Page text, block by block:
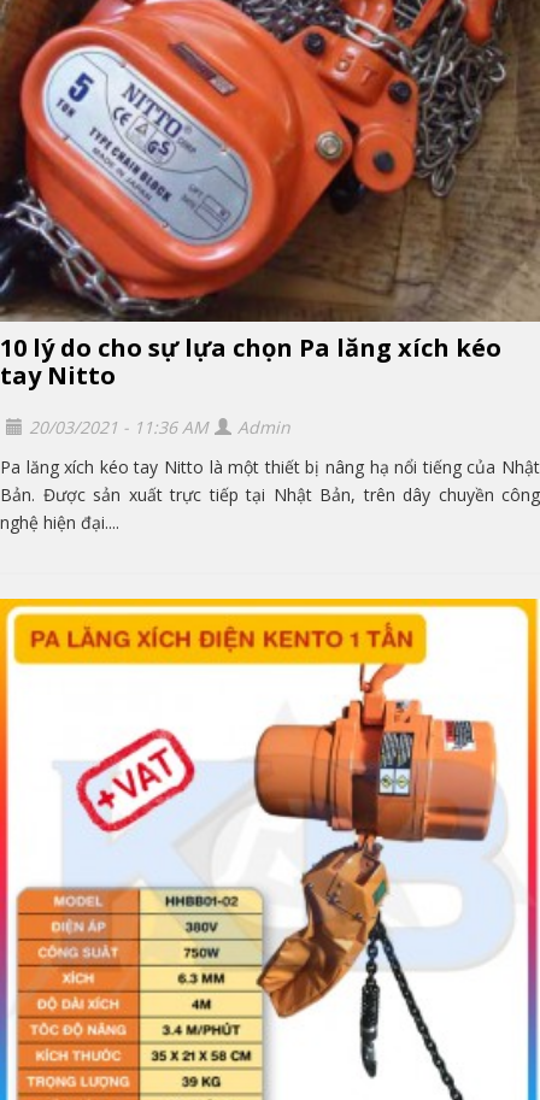
10 lý do cho sự lựa chọn Pa lăng xích kéo
tay Nitto
20/03/2021 - 11:36 AM
Admin
Pa lăng xích kéo tay Nitto là một thiết bị nâng hạ nổi tiếng của Nhật
Bản. Được sản xuất trực tiếp tại Nhật Bản, trên dây chuyền công
nghệ hiện đại....